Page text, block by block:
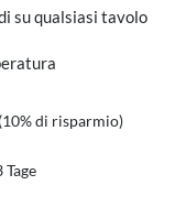
su qualsiasi tavolo
(10% di risparmio)